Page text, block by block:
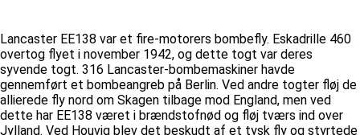
Lancaster EE138 var et fire-motorers bombefly. Eskadrille 460
overtog flyet i november 1942, og dette togt var deres
syvende togt. 316 Lancaster-bombemaskiner havde
gennemført et bombeangreb på Berlin. Ved andre togter fløj de
allierede fly nord om Skagen tilbage mod England, men ved
dette har EE138 været i brændstofnød og fløj tværs ind over
Jylland. Ved Houvig blev det beskudt af et tysk fly og styrtede